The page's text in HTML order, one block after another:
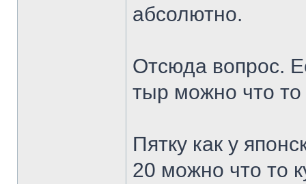
абсолютно.
Отсюда вопрос.
тыр можно что
Пятку как у
20 можно что то